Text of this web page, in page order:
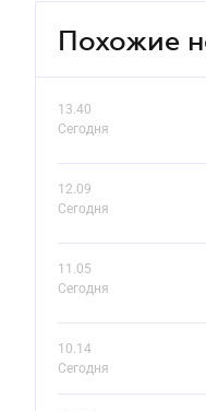
Похожие
13.40
Сегодня
12.09
Сегодня
11.05
Сегодня
10.14
Сегодня